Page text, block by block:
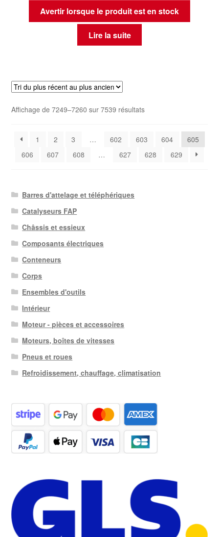
Avertir lorsque le produit est en stock
Lire la suite
Affichage de 7249–7260 sur 7539 résultatsTrié
récent
au
1 2 3 … 602 603 604
605
606
607 608 … 627 628 629
Barres d'attelage et téléphériques
Catalyseurs FAP
Châssis et essieux
Composants électriques
Conteneurs
Corps
Ensembles d'outils
Intérieur
Moteur - pièces et accessoires
Moteurs, boîtes de vitesses
Pneus et roues
Refroidissement, chauffage, climatisation